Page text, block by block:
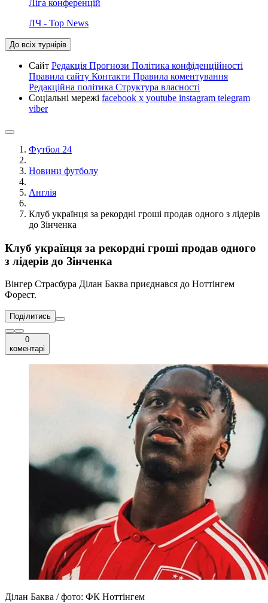
Ліга конференцій
ЛЧ - Top News
До всіх турнірів
Сайт Редакція Прогнози Політика конфіденційності
Правила сайту Контакти Правила коментування
Редакційна політика Структура власності
Соціальні мережі facebook x youtube instagram telegram
viber
Футбол 24
Новини футболу
Англія
Клуб українця за рекордні гроші продав одного з лідерів
до Зінченка
Клуб українця за рекордні гроші продав одного
з лідерів до Зінченка
Вінгер Страсбура Ділан Баква приєднався до Ноттінгем
Форест.
Поділитись
0
коментарі
Ділан Баква / фото: ФК Ноттінгем